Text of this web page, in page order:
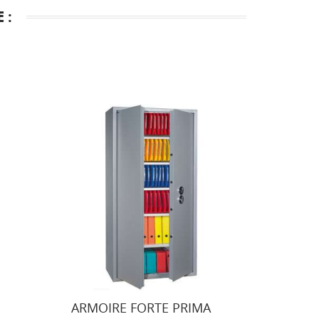
:
ARMOIRE FORTE PRIMA